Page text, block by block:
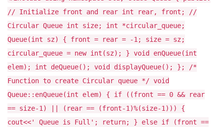
// Initialize front and rear int rear, front; //
Circular Queue int size; int *circular_queue;
Queue(int sz) { front = rear = -1; size = sz;
circular_queue = new int(sz); } void enQueue(int
elem); int deQueue(); void displayQueue(); }; /*
Function to create Circular queue */ void
Queue::enQueue(int elem) { if ((front == 0 && rear
== size-1) || (rear == (front-1)%(size-1))) {
cout<<' Queue is Full'; return; } else if (front ==